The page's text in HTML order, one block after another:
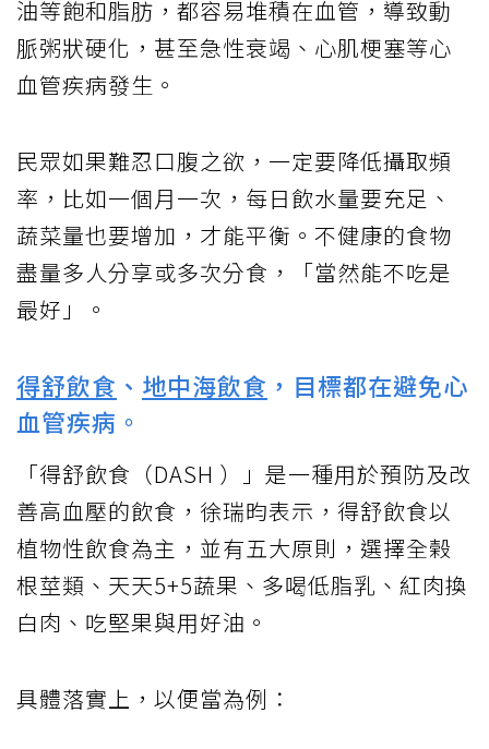
油等飽和脂肪，都容易堆積在血管，導致動
脈粥狀硬化，甚至急性衰竭、心肌梗塞等心
血管疾病發生。
民眾如果難忍口腹之欲，一定要降低攝取頻
率，比如一個月一次，每日飲水量要充足、
蔬菜量也要增加，才能平衡。不健康的食物
盡量多人分享或多次分食，「當然能不吃是
最好」。
得舒飲食 、 地中海飲食 ，目標都在避免心
血管疾病。
「得舒飲食（DASH ）」是一種用於預防及改
善高血壓的飲食，徐瑞昀表示，得舒飲食以
植物性飲食為主，並有五大原則，選擇全榖
根莖類、天天5+5蔬果、多喝低脂乳、紅肉換
白肉、吃堅果與用好油。
具體落實上，以便當為例：